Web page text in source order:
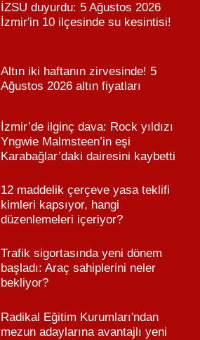
İZSU duyurdu: 5 Ağustos 2026
İzmir'in 10 ilçesinde su kesintisi!
Altın iki haftanın zirvesinde! 5
Ağustos 2026 altın fiyatları
İzmir’de ilginç dava: Rock yıldızı
Yngwie Malmsteen’in eşi
Karabağlar’daki dairesini kaybetti
12 maddelik çerçeve yasa teklifi
kimleri kapsıyor, hangi
düzenlemeleri içeriyor?
Trafik sigortasında yeni dönem
başladı: Araç sahiplerini neler
bekliyor?
Radikal Eğitim Kurumları'ndan
mezun adaylarına avantajlı yeni